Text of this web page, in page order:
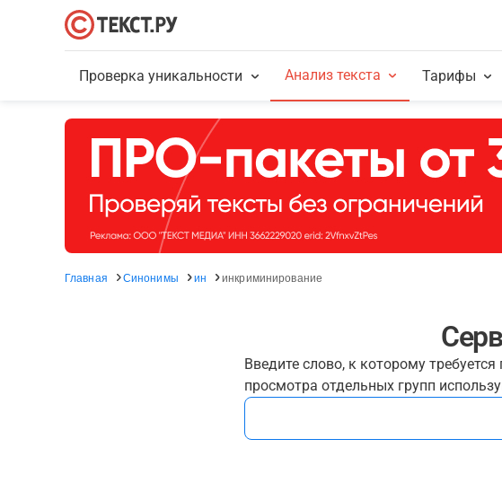
Проверка уникальности Анализ текста Тарифы
Главная Синонимы ин инкриминирование
Введите слово, к которому
просмотра отдельных групп